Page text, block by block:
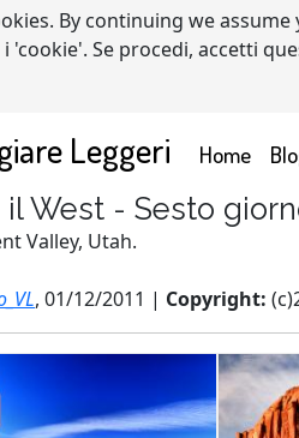
By continuing we assume
'cookie'. Se procedi, accetti
Leggeri Home
il West - Sesto
Valley, Utah.
, 01/12/2011 | Copyright: